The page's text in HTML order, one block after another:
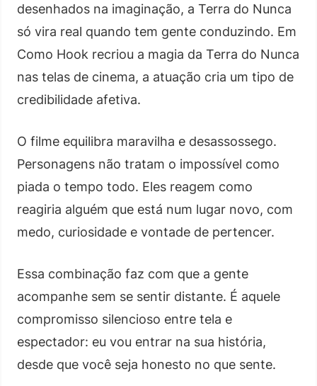
desenhados na imaginação, a Terra do Nunca
só vira real quando tem gente conduzindo. Em
Como Hook recriou a magia da Terra do Nunca
nas telas de cinema, a atuação cria um tipo de
credibilidade afetiva.
O filme equilibra maravilha e desassossego.
Personagens não tratam o impossível como
piada o tempo todo. Eles reagem como
reagiria alguém que está num lugar novo, com
medo, curiosidade e vontade de pertencer.
Essa combinação faz com que a gente
acompanhe sem se sentir distante. É aquele
compromisso silencioso entre tela e
espectador: eu vou entrar na sua história,
desde que você seja honesto no que sente.